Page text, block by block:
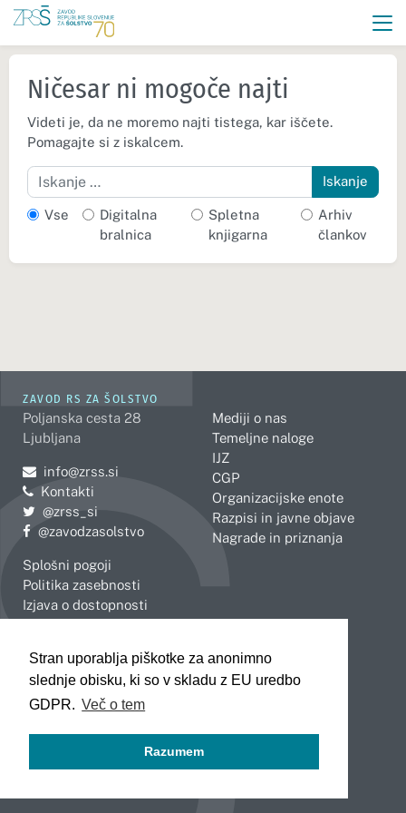
Stran uporablja piškotke za anonimno
slednje obisku, ki so v skladu z EU uredbo
GDPR. Več o tem
Razumem
Ničesar ni mogoče najti
Videti je, da ne moremo najti tistega, kar iščete.
Pomagajte si z iskalcem.
Iskanje
Vse
Digitalna
bralnica
Spletna
knjigarna
Arhiv
člankov
ZAVOD RS ZA ŠOLSTVO
Poljanska cesta 28
Ljubljana
Pošljite e-mail na
info@zrss.si
Kontakti
Pojdite na Twitter:
@zrss_si
Pojdite na Facebook:
@zavodzasolstvo
Splošni pogoji
Politika zasebnosti
Izjava o dostopnosti
Mediji o nas
Temeljne naloge
IJZ
CGP
Organizacijske enote
Razpisi in javne objave
Nagrade in priznanja
Celje
Koper
Kranj
Novo mesto
Slovenj Gradec